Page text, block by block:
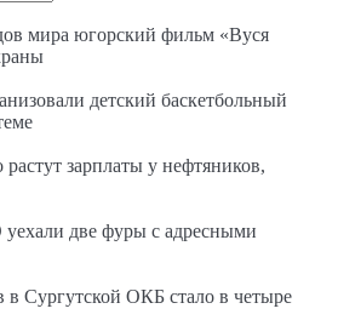
мира югорский фильм «Вуся
детский баскетбольный
зарплаты у нефтяников,
две фуры с адресными
Сургутской ОКБ стало в четыре